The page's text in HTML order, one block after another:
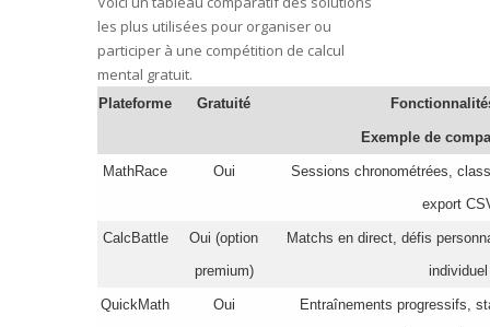
les plus utilisées pour organiser ou
participer à une compétition de calcul
mental gratuit.
Plateforme Gratuité
Exemple de
MathRace Oui
Sessions chronométrées,
export
CalcBattle
Oui (option
premium)
Matchs en direct, défis
individuel
QuickMath Oui
Entraînements progressifs,